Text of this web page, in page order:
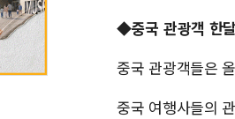
◆중국 관광객 한
중국 관광객들은
중국 여행사들의